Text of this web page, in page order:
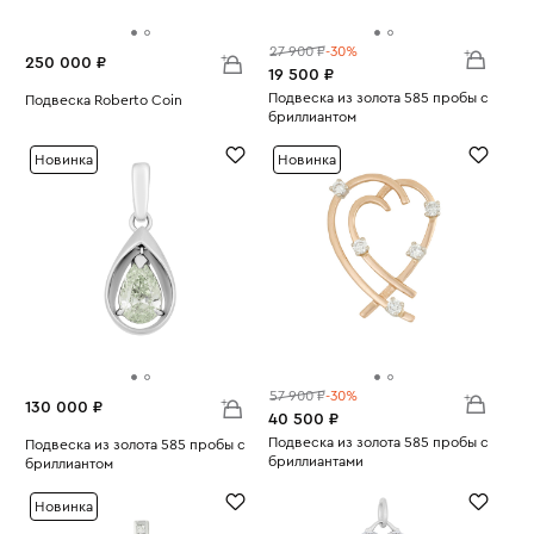
250 000 ₽
Подвеска Roberto Coin
27 900 ₽-30%
19 500 ₽
Подвеска из золота 585 пробы с
бриллиантом
Новинка
130 000 ₽
Подвеска из золота 585 пробы с
бриллиантом
Новинка
57 900 ₽-30%
40 500 ₽
Подвеска из золота 585 пробы с
бриллиантами
Новинка